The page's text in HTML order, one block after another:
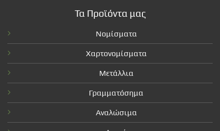
Τα Προϊόντα μας
Νομίσματα
Χαρτονομίσματα
Μετάλλια
Γραμματόσημα
Αναλώσιμα